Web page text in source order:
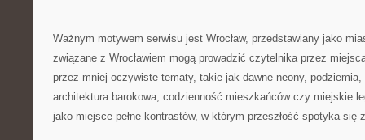
Ważnym motywem serwisu jest Wrocław, przedstawiany jako
związane z Wrocławiem mogą prowadzić czytelnika przez
przez mniej oczywiste tematy, takie jak dawne neony,
architektura barokowa, codzienność mieszkańców czy miejskie
jako miejsce pełne kontrastów, w którym przeszłość spotyka się